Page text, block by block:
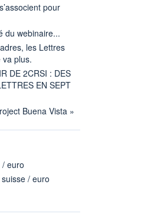
pour
du webinaire...
les Lettres
plus.
DE 2CRSI : DES
EN SEPT
Buena Vista »
euro
/ euro